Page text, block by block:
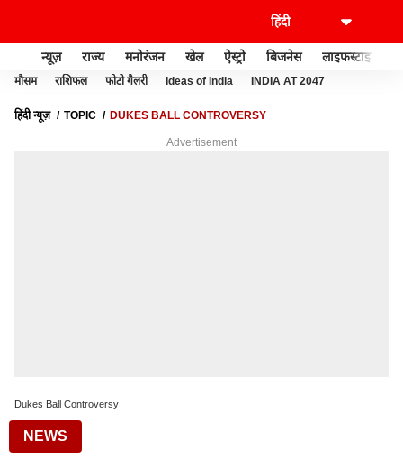
न्यूज़ राज्य मनोरंजन खेल ऐस्ट्रो बिजनेस लाइफस्टाइल
मौसम राशिफल फोटो गैलरी Ideas of India INDIA AT 2047
हिंदी न्यूज़ TOPIC DUKES BALL CONTROVERSY
Advertisement
Dukes Ball Controversy
NEWS